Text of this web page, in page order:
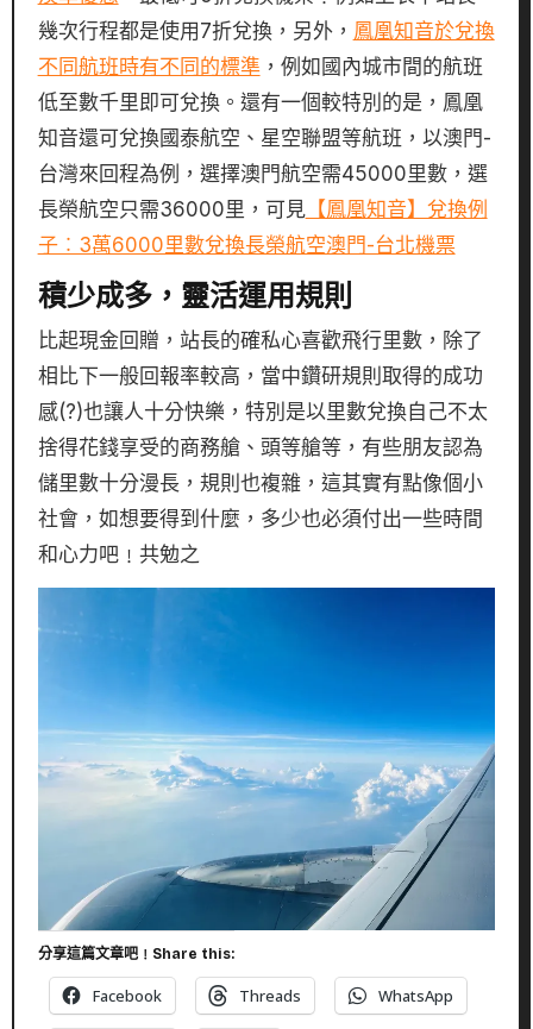
幾次行程都是使用7折兌換，另外， 鳳凰知音於兌換
不同航班時有不同的標準，例如國內城市間的航班
低至數千里即可兌換。還有一個較特別的是，鳳凰
知音還可兌換國泰航空、星空聯盟等航班，以澳門-
台灣來回程為例，選擇澳門航空需45000里數，選
長榮航空只需36000里，可見【鳳凰知音】兌換例
子︰3萬6000里數兌換長榮航空澳門-台北機票
積少成多，靈活運用規則
比起現金回贈，站長的確私心喜歡飛行里數，除了
相比下一般回報率較高，當中鑽研規則取得的成功
感(?)也讓人十分快樂，特別是以里數兌換自己不太
捨得花錢享受的商務艙、頭等艙等，有些朋友認為
儲里數十分漫長，規則也複雜，這其實有點像個小
社會，如想要得到什麼，多少也必須付出一些時間
和心力吧﹗共勉之
分享這篇文章吧﹗Share this:
Facebook Threads WhatsApp